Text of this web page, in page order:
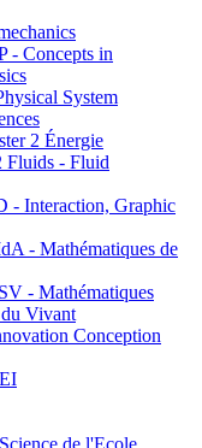
- Concepts in
System
2 Énergie
- Fluid
Interaction, Graphic
- Mathématiques de
- Mathématiques
Vivant
Conception
de l'Ecole